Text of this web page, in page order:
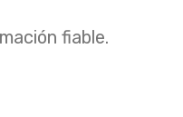
fiable.